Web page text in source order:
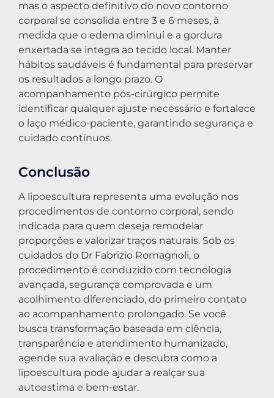
mas o aspecto definitivo do novo contorno
corporal se consolida entre 3 e 6 meses, à
medida que o edema diminui e a gordura
enxertada se integra ao tecido local. Manter
hábitos saudáveis é fundamental para preservar
os resultados a longo prazo. O
acompanhamento pós-cirúrgico permite
identificar qualquer ajuste necessário e fortalece
o laço médico-paciente, garantindo segurança e
cuidado contínuos.
Conclusão
A lipoescultura representa uma evolução nos
procedimentos de contorno corporal, sendo
indicada para quem deseja remodelar
proporções e valorizar traços naturais. Sob os
cuidados do Dr Fabrizio Romagnoli, o
procedimento é conduzido com tecnologia
avançada, segurança comprovada e um
acolhimento diferenciado, do primeiro contato
ao acompanhamento prolongado. Se você
busca transformação baseada em ciência,
transparência e atendimento humanizado,
agende sua avaliação e descubra como a
lipoescultura pode ajudar a realçar sua
autoestima e bem-estar.